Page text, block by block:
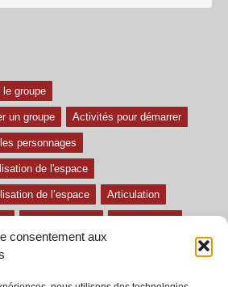
consentement aux
groupe
un groupe Activités pour démarrer
personnages
de l'espace
de l’espace Articulation
Exercices difficiles